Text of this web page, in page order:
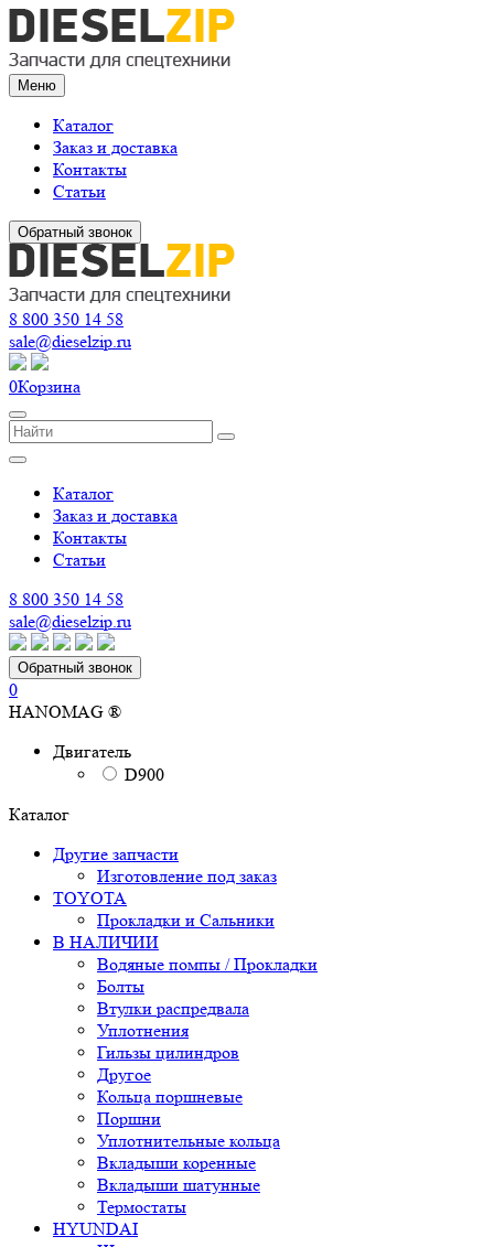
Меню
Каталог
Заказ и доставка
Контакты
Статьи
Обратный звонок
8 800 350 14 58
sale@dieselzip.ru
0Корзина
Каталог
Заказ и доставка
Контакты
Статьи
8 800 350 14 58
sale@dieselzip.ru
Обратный звонок
0
HANOMAG ®
Двигатель
D900
Каталог
Другие запчасти
Изготовление под заказ
TOYOTA
Прокладки и Сальники
В НАЛИЧИИ
Водяные помпы / Прокладки
Болты
Втулки распредвала
Уплотнения
Гильзы цилиндров
Другое
Кольца поршневые
Поршни
Уплотнительные кольца
Вкладыши коренные
Вкладыши шатунные
Термостаты
HYUNDAI